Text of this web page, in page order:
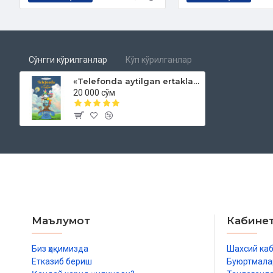
Сўнгги кўрилганлар Кўп кўрилганлар
«Telefonda aytilgan ertaklar»‎
20 000 сўм
Маълумот
Биз ҳақимизда
Етказиб бериш
Шахсий